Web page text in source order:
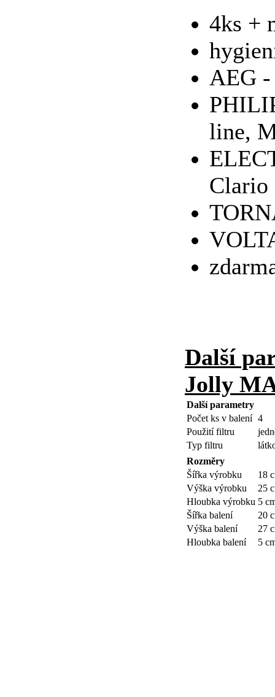
4ks +
AEG -
line,
Clario
Další
Jolly
Další parametry
Počet ks v balení 4
Použití filtru
Typ filtru
Rozměry
Šířka výrobku
18
Výška výrobku
25
Hloubka výrobku 5
Šířka balení
20
Výška balení
27
Hloubka balení
5